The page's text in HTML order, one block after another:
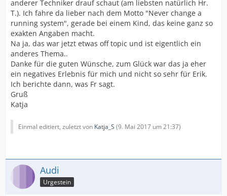
anderer Techniker drauf schaut (am liebsten natürlich Hr.
T.). Ich fahre da lieber nach dem Motto "Never change a
running system", gerade bei einem Kind, das keine ganz so
exakten Angaben macht.
Na ja, das war jetzt etwas off topic und ist eigentlich ein
anderes Thema..
Danke für die guten Wünsche, zum Glück war das ja eher
ein negatives Erlebnis für mich und nicht so sehr für Erik.
Ich berichte dann, was Fr sagt.
Gruß
Katja
Einmal editiert, zuletzt von Katja_S (9. Mai 2017 um 21:37)
Audi
Urgestein